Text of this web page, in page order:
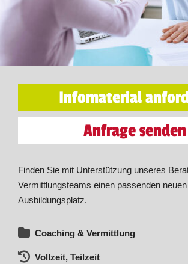
Infomaterial
Anfrage senden
Finden Sie mit Unterstützung unseres
Vermittlungsteams einen passenden
Ausbildungsplatz.
Coaching & Vermittlung
Vollzeit, Teilzeit